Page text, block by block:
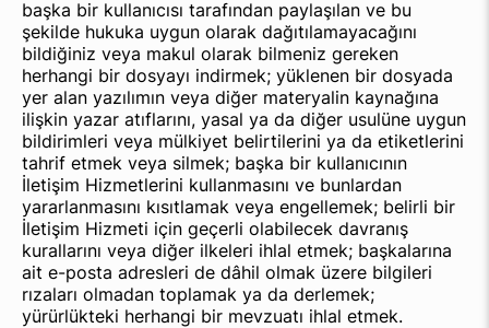
başka bir kullanıcısı tarafından paylaşılan ve bu
şekilde hukuka uygun olarak dağıtılamayacağını
bildiğiniz veya makul olarak bilmeniz gereken
herhangi bir dosyayı indirmek; yüklenen bir dosyada
yer alan yazılımın veya diğer materyalin kaynağına
ilişkin yazar atıflarını, yasal ya da diğer usulüne uygun
bildirimleri veya mülkiyet belirtilerini ya da etiketlerini
tahrif etmek veya silmek; başka bir kullanıcının
İletişim Hizmetlerini kullanmasını ve bunlardan
yararlanmasını kısıtlamak veya engellemek; belirli bir
İletişim Hizmeti için geçerli olabilecek davranış
kurallarını veya diğer ilkeleri ihlal etmek; başkalarına
ait e-posta adresleri de dâhil olmak üzere bilgileri
rızaları olmadan toplamak ya da derlemek;
yürürlükteki herhangi bir mevzuatı ihlal etmek.